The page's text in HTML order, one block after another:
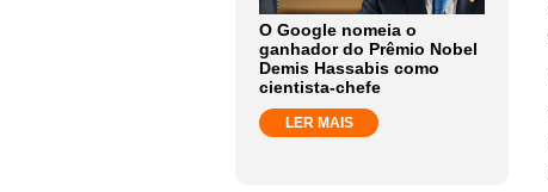
O Google nomeia o
ganhador do Prêmio Nobel
Demis Hassabis como
cientista-chefe
LER MAIS